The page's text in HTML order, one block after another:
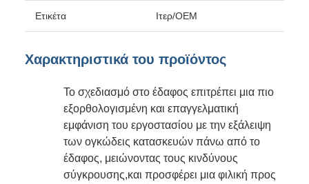
Ετικέτα Ιτερ/OEM
Χαρακτηριστικά του προϊόντος
Το σχεδιασμό στο έδαφος επιτρέπει μια πιο
εξορθολογισμένη και επαγγελματική
εμφάνιση του εργοστασίου με την εξάλειψη
των ογκώδεις κατασκευών πάνω από το
έδαφος, μειώνοντας τους κινδύνους
σύγκρουσης,και προσφέρει μια φιλική προς